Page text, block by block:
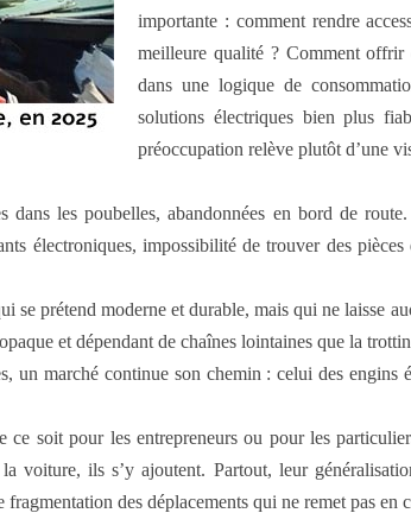
importante : comment rendre
meilleure qualité ? Comment offrir
dans une logique de
solutions électriques bien plus
préoccupation relève plutôt d’une
les poubelles, abandonnées en bord de
électroniques, impossibilité de trouver des
prétend moderne et durable, mais qui ne laisse
et dépendant de chaînes lointaines que la
un marché continue son chemin : celui des
ce soit pour les entrepreneurs ou pour les
voiture, ils s’y ajoutent. Partout, leur
des déplacements qui ne remet pas